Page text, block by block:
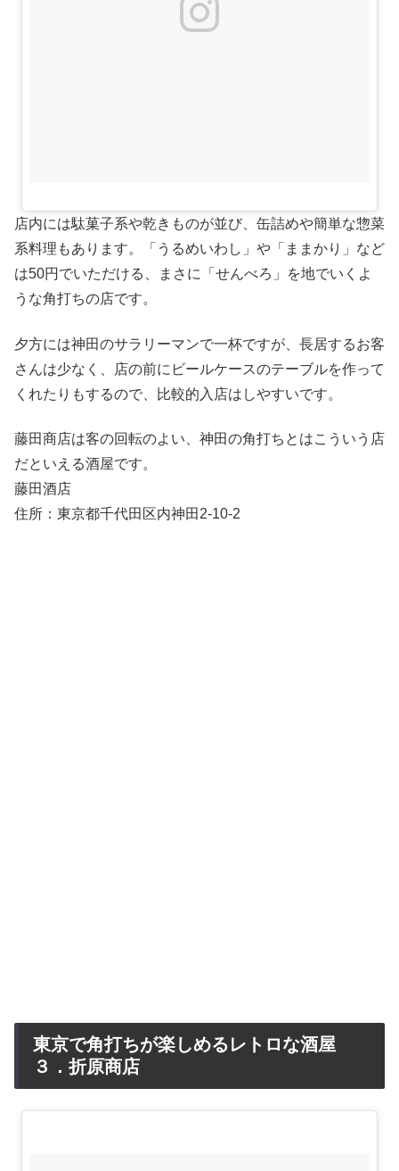
店内には駄菓子系や乾きものが並び、缶詰めや簡単な惣菜
系料理もあります。「うるめいわし」や「ままかり」など
は50円でいただける、まさに「せんべろ」を地でいくよ
うな角打ちの店です。
夕方には神田のサラリーマンで一杯ですが、長居するお客
さんは少なく、店の前にビールケースのテーブルを作って
くれたりもするので、比較的入店はしやすいです。
藤田商店は客の回転のよい、神田の角打ちとはこういう店
だといえる酒屋です。
藤田酒店
住所：東京都千代田区内神田2-10-2
東京で角打ちが楽しめるレトロな酒屋
３．折原商店